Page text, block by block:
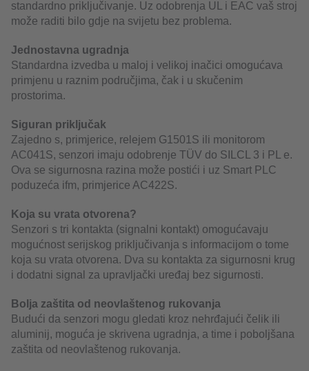
standardno priključivanje. Uz odobrenja UL i EAC vaš stroj
može raditi bilo gdje na svijetu bez problema.
Jednostavna ugradnja
Standardna izvedba u maloj i velikoj inačici omogućava
primjenu u raznim područjima, čak i u skučenim
prostorima.
Siguran priključak
Zajedno s, primjerice, relejem G1501S ili monitorom
AC041S, senzori imaju odobrenje TÜV do SILCL 3 i PL e.
Ova se sigurnosna razina može postići i uz Smart PLC
poduzeća ifm, primjerice AC422S.
Koja su vrata otvorena?
Senzori s tri kontakta (signalni kontakt) omogućavaju
mogućnost serijskog priključivanja s informacijom o tome
koja su vrata otvorena. Dva su kontakta za sigurnosni krug
i dodatni signal za upravljački uređaj bez sigurnosti.
Bolja zaštita od neovlaštenog rukovanja
Budući da senzori mogu gledati kroz nehrđajući čelik ili
aluminij, moguća je skrivena ugradnja, a time i poboljšana
zaštita od neovlaštenog rukovanja.